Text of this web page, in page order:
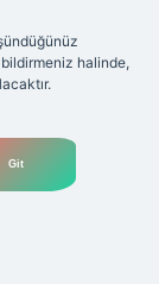
halinde,